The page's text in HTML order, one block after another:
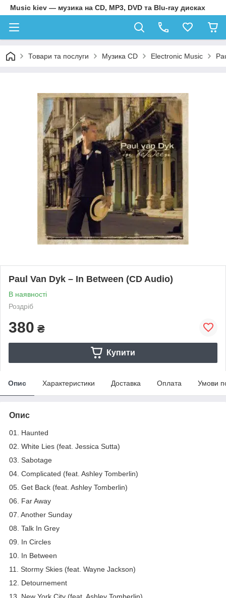
Music kiev — музика на CD, MP3, DVD та Blu-ray дисках
Товари та послуги Музика CD Electronic Music
Paul Van Dyk – In Between (CD Audio)
В наявності
Роздріб
380 ₴
Купити
Опис Характеристики Доставка Оплата Умови
Опис
01. Haunted
02. White Lies (feat. Jessica Sutta)
03. Sabotage
04. Complicated (feat. Ashley Tomberlin)
05. Get Back (feat. Ashley Tomberlin)
06. Far Away
07. Another Sunday
08. Talk In Grey
09. In Circles
10. In Between
11. Stormy Skies (feat. Wayne Jackson)
12. Detournement
13. New York City (feat. Ashley Tomberlin)